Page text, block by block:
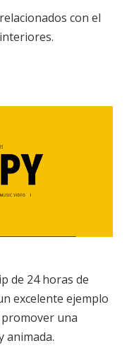
con el
de 24 horas de
excelente ejemplo
una
animada.